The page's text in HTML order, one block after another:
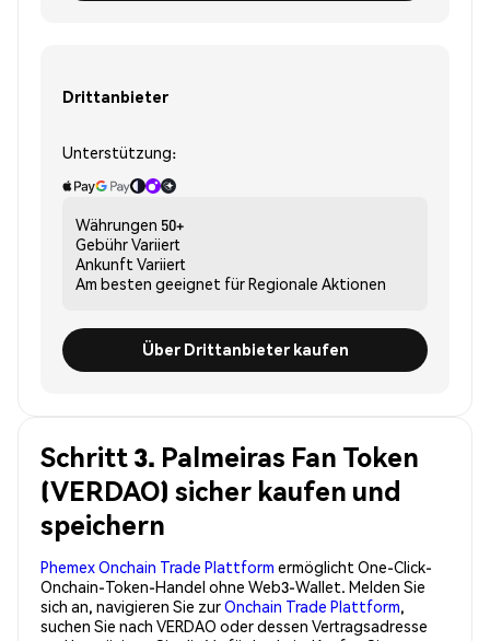
Drittanbieter
Unterstützung:
Währungen 50+
GebührVariiert
Ankunft Variiert
Am besten geeignet fürRegionale Aktionen
Über Drittanbieter kaufen
Schritt 3. Palmeiras Fan Token
(VERDAO) sicher kaufen und
speichern
Phemex Onchain Trade Plattform ermöglicht One-Click-
Onchain-Token-Handel ohne Web3-Wallet. Melden Sie
sich an, navigieren Sie zurOnchain Trade Plattform,
suchen Sie nach VERDAO oder dessen Vertragsadresse